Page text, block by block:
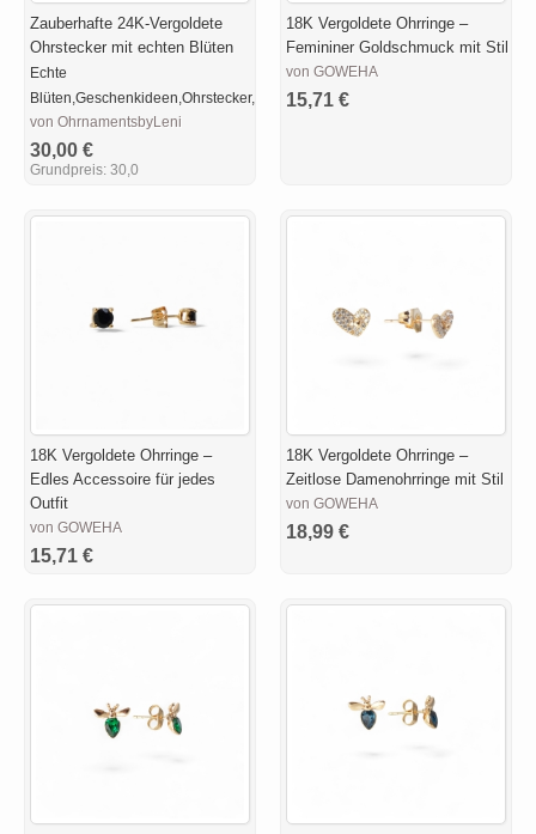
Zauberhafte 24K-Vergoldete
Ohrstecker mit echten Blüten
Echte
Blüten,Geschenkideen,Ohrstecker,inidividuell,Unikate,24K
von OhrnamentsbyLeni
30,00 €
Grundpreis: 30,0
18K Vergoldete Ohrringe –
Femininer Goldschmuck mit Stil
von GOWEHA
15,71 €
18K Vergoldete Ohrringe –
Edles Accessoire für jedes
Outfit
von GOWEHA
15,71 €
18K Vergoldete Ohrringe –
Zeitlose Damenohrringe mit Stil
von GOWEHA
18,99 €